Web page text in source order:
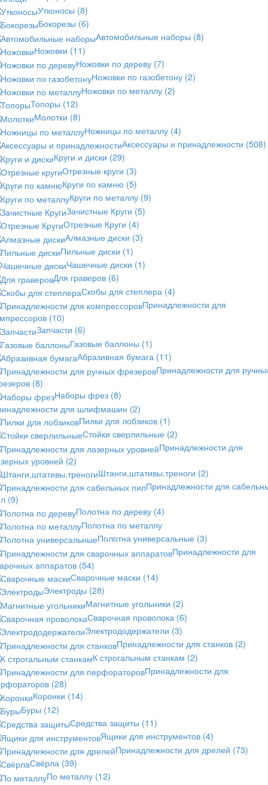
Утконосы (8)
Бокорезы (6)
Автомобильные наборы (8)
Ножовки (11)
Ножовки по дереву (7)
Ножовки по газобетону (2)
Ножовки по металлу (2)
Топоры (12)
Молотки (8)
Ножницы по металлу (4)
Аксессуары и принадлежности (508)
Круги и диски (29)
Отрезные круги (3)
Круги по камню (5)
Круги по металлу (9)
Зачистные Круги (5)
Отрезные Круги (4)
Алмазные диски (3)
Пильные диски (1)
Чашечные диски (1)
Для граверов (6)
Скобы для степлера (4)
Принадлежности для
(10)
Запчасти (6)
Газовые баллоны (1)
Абразивная бумага (11)
Принадлежности для
(8)
Наборы фрез (8)
для шлифмашин (2)
Пилки для лобзиков (1)
Стойки сверлильные (2)
Принадлежности для
уровней (2)
Штанги,штативы,треноги (2)
Принадлежности для
(9)
Полотна по дереву (4)
Полотна по металлу
Полотна универсальные (3)
Принадлежности для
аппаратов (54)
Сварочные маски (14)
Электроды (28)
Магнитные угольники (2)
Сварочная проволока (6)
Электрододержатели (3)
Принадлежности для станков (2)
К строгальным станкам (2)
Принадлежности для
(28)
Коронки (14)
Буры (12)
Средства защиты (11)
Ящики для инструментов (4)
Принадлежности для дрелей (73)
Свёрла (39)
По металлу (12)